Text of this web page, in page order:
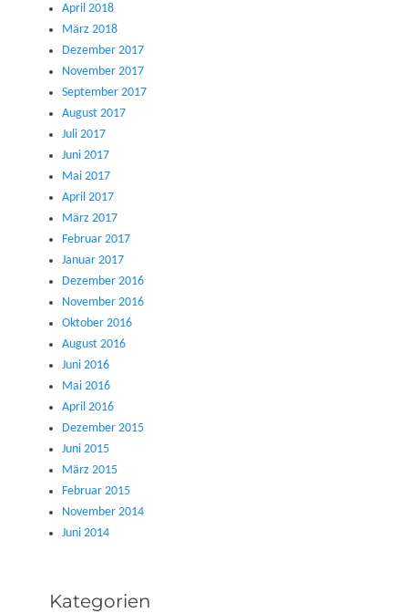
April 2018
März 2018
Dezember 2017
November 2017
September 2017
August 2017
Juli 2017
Juni 2017
Mai 2017
April 2017
März 2017
Februar 2017
Januar 2017
Dezember 2016
November 2016
Oktober 2016
August 2016
Juni 2016
Mai 2016
April 2016
Dezember 2015
Juni 2015
März 2015
Februar 2015
November 2014
Juni 2014
Kategorien